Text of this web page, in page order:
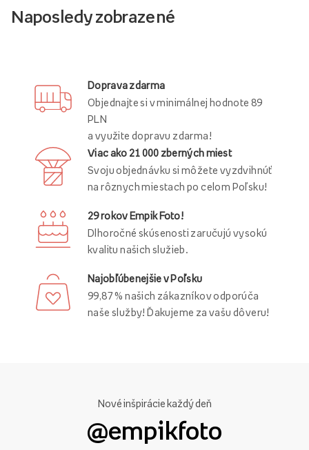
Naposledy zobrazené
Doprava zdarma
Objednajte si v minimálnej hodnote 89
PLN
a využite dopravu zdarma!
Viac ako 21 000 zberných miest
Svoju objednávku si môžete vyzdvihnúť
na rôznych miestach po celom Poľsku!
29 rokov Empik Foto!
Dlhoročné skúsenosti zaručujú vysokú
kvalitu našich služieb.
Najobľúbenejšie v Poľsku
99,87 % našich zákazníkov odporúča
naše služby! Ďakujeme za vašu dôveru!
Nové inšpirácie každý deň
@empikfoto